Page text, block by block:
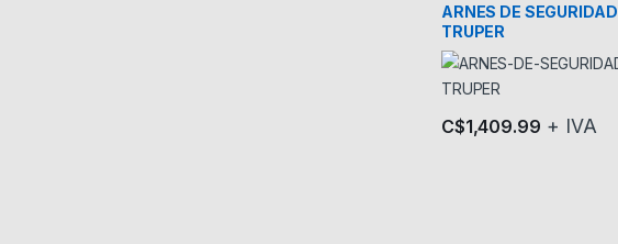
ARNES DE SEGURIDAD
TRUPER
C$1,409.99 + IVA